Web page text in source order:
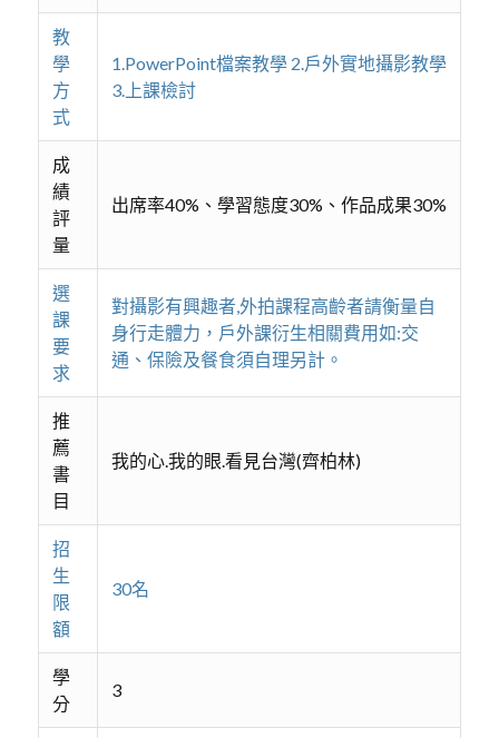
教
學
方
式
1.PowerPoint檔案教學 2.戶外實地攝影教學
3.上課檢討
成
績
評
量
出席率40%、學習態度30%、作品成果30%
選
課
要
求
對攝影有興趣者,外拍課程高齡者請衡量自
身行走體力，戶外課衍生相關費用如:交
通、保險及餐食須自理另計。
推
薦
書
目
我的心.我的眼.看見台灣(齊柏林)
招
生
限
額
30名
學
分
3